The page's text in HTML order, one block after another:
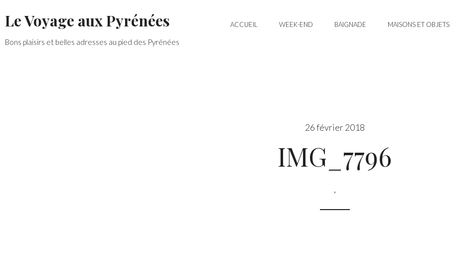
to
content
ACCUEIL WEEK-END BAIGNADE MAISONS ET OBJETS
Le Voyage aux Pyrénées
Bons plaisirs et belles adresses au pied des Pyrénées
26 février 2018
IMG_7796
,